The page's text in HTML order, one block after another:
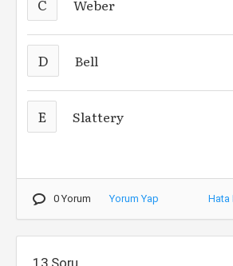
C Weber
D Bell
E Slattery
0 Yorum Yorum Yap Hata
13.Soru